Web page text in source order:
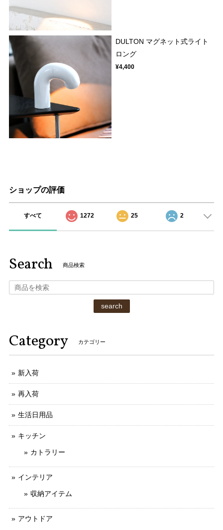
DULTON マグネット式ライト
ロング
¥4,400
ショップの評価
すべて 1272 25 2
Search 商品検索
search
Category カテゴリー
新入荷
再入荷
生活日用品
キッチン
カトラリー
インテリア
収納アイテム
アウトドア